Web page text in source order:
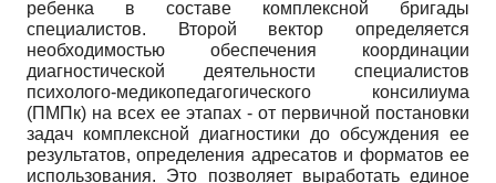
ребенка в составе комплексной бригады
специалистов. Второй вектор определяется
необходимостью обеспечения координации
диагностической деятельности специалистов
психолого-медико­педагогического консилиума
(ПМПк) на всех ее этапах - от первичной постановки
задач комплексной диагностики до обсуждения ее
результатов, определения адресатов и форматов ее
использования. Это позволяет выработать единое